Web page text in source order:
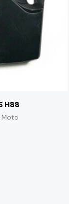
H88
Moto